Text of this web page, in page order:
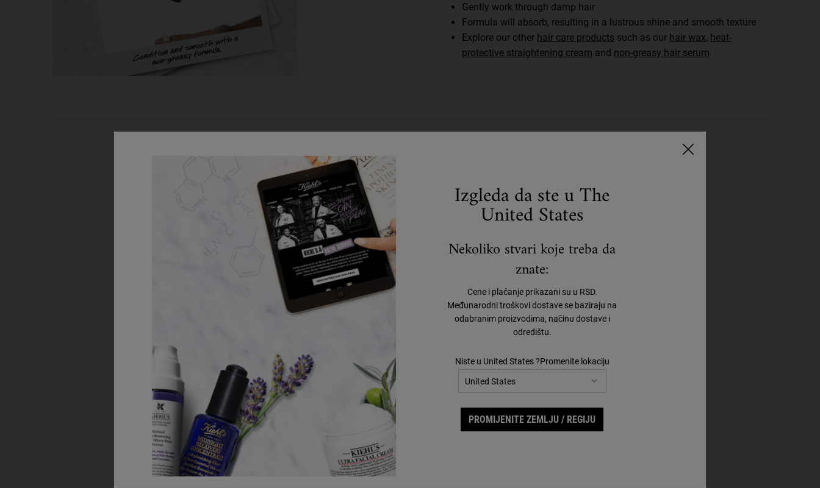
Gently work through damp hair
Formula will absorb, resulting in a lustrous shine and smooth texture
Explore our other hair care products such as our hair wax, heat-
protective straightening cream and non-greasy hair serum
Upotpunite svoju rutinu
Otkrijte efikasne formule koje će unaprediti Vašu rutinu.
Amino Acid Shampoo
Blagi šampon sa kokosovim uljem i amino
kiselinama koji čisti i omekšava kosu.
Korak 2
Amino Acid Conditioner
Nežan, dnevni regenerator za sve tipove kose.
Creme with Silk Groom™
Izgleda da ste u The
United States
Nekoliko stvari koje treba da
znate:
Cene i plaćanje prikazani su u RSD.
Međunarodni troškovi dostave se baziraju na
odabranim proizvodima, načinu dostave i
odredištu.
Niste u United States ?Promenite lokaciju
PROMIJENITE ZEMLJU / REGIJU